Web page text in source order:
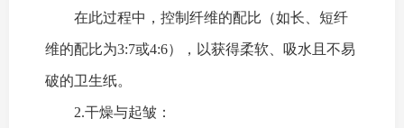
在此过程中，控制纤维的配比（如长、短纤
维的配比为3:7或4:6），以获得柔软、吸水且不易
破的卫生纸。
2.干燥与起皱：